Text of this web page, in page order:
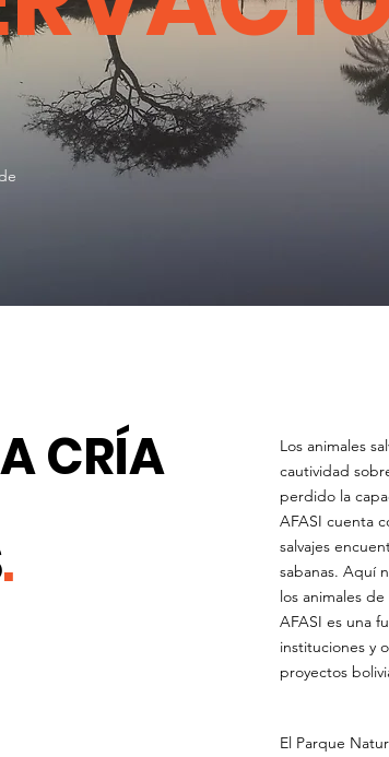
CRÍA
.
Los animales
cautividad
perdido la
AFASI cuenta
salvajes
sabanas. Aquí
los animales
AFASI es una
instituciones y
proyectos
El Parque